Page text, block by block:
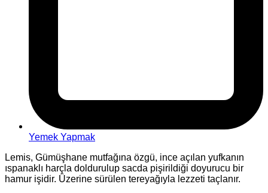
Yemek Yapmak
Lemis, Gümüşhane mutfağına özgü, ince açılan yufkanın
ıspanaklı harçla doldurulup sacda pişirildiği doyurucu bir
hamur işidir. Üzerine sürülen tereyağıyla lezzeti taçlanır.